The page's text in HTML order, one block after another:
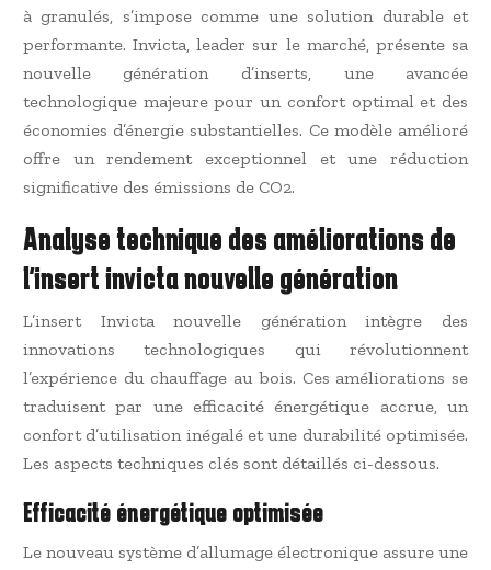
à granulés, s’impose comme une solution durable et
performante. Invicta, leader sur le marché, présente sa
nouvelle génération d’inserts, une avancée
technologique majeure pour un confort optimal et des
économies d’énergie substantielles. Ce modèle amélioré
offre un rendement exceptionnel et une réduction
significative des émissions de CO2.
Analyse technique des améliorations de
l’insert invicta nouvelle génération
L’insert Invicta nouvelle génération intègre des
innovations technologiques qui révolutionnent
l’expérience du chauffage au bois. Ces améliorations se
traduisent par une efficacité énergétique accrue, un
confort d’utilisation inégalé et une durabilité optimisée.
Les aspects techniques clés sont détaillés ci-dessous.
Efficacité énergétique optimisée
Le nouveau système d’allumage électronique assure une